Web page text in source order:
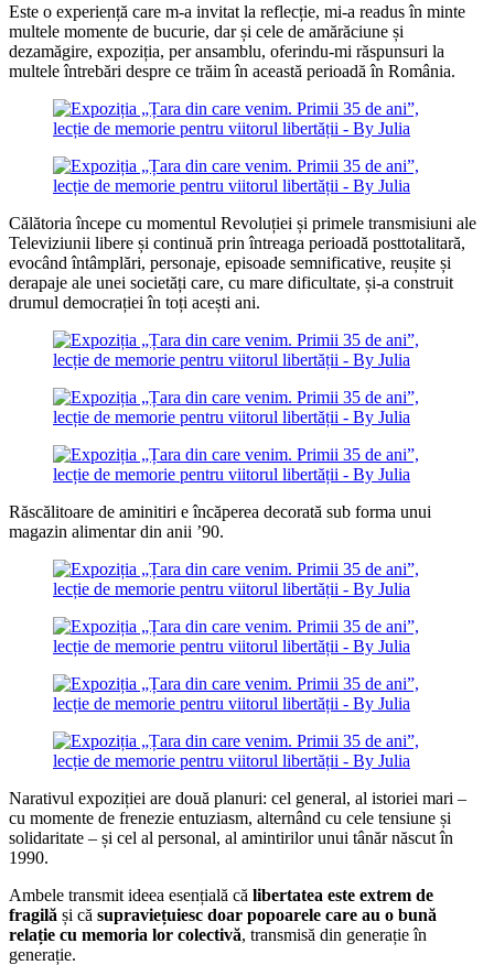
Este o experiență care m-a invitat la reflecție, mi-a readus în minte
multele momente de bucurie, dar și cele de amărăciune și
dezamăgire, expoziția, per ansamblu, oferindu-mi răspunsuri la
multele întrebări despre ce trăim în această perioadă în România.
Călătoria începe cu momentul Revoluției și primele transmisiuni ale
Televiziunii libere și continuă prin întreaga perioadă posttotalitară,
evocând întâmplări, personaje, episoade semnificative, reușite și
derapaje ale unei societăți care, cu mare dificultate, și-a construit
drumul democrației în toți acești ani.
Răscălitoare de aminitiri e încăperea decorată sub forma unui
magazin alimentar din anii ’90.
Narativul expoziției are două planuri: cel general, al istoriei mari –
cu momente de frenezie entuziasm, alternând cu cele tensiune și
solidaritate – și cel al personal, al amintirilor unui tânăr născut în
1990.
Ambele transmit ideea esențială că libertatea este extrem de
fragilă și că supraviețuiesc doar popoarele care au o bună
relație cu memoria lor colectivă, transmisă din generație în
generație.